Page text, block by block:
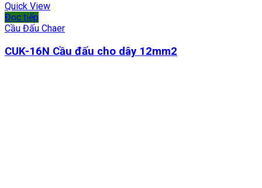
Quick View
Đọc tiếp
Cầu Đấu Chaer
CUK-16N Cầu đấu cho dây 12mm2